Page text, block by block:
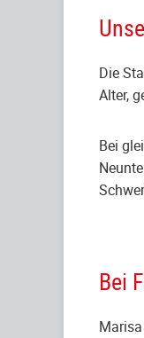
Die
Alter,
Bei
Bei